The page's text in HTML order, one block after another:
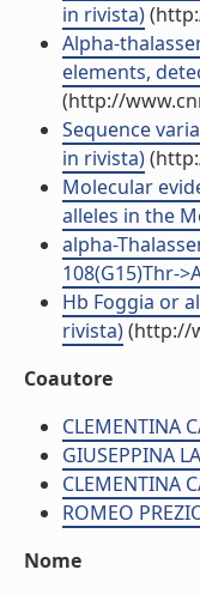
in rivista)
Alpha-
elements,
(http://
Sequence
in rivista)
Molecular
alleles in the
alpha-
108(G15)Thr-
Hb Foggia or
rivista)(http://
Coautore
CLEMENTINA
GIUSEPPINA
CLEMENTINA
ROMEO
Nome